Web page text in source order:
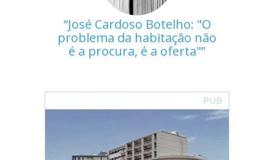
José Cardoso Botelho: "O
problema da habitação não
é a procura, é a oferta"
PUB